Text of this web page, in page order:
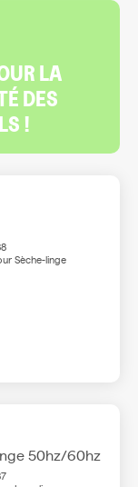
LA
DES
!
Sèche-linge
50hz/60hz